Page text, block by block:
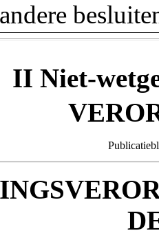
andere
II Niet-